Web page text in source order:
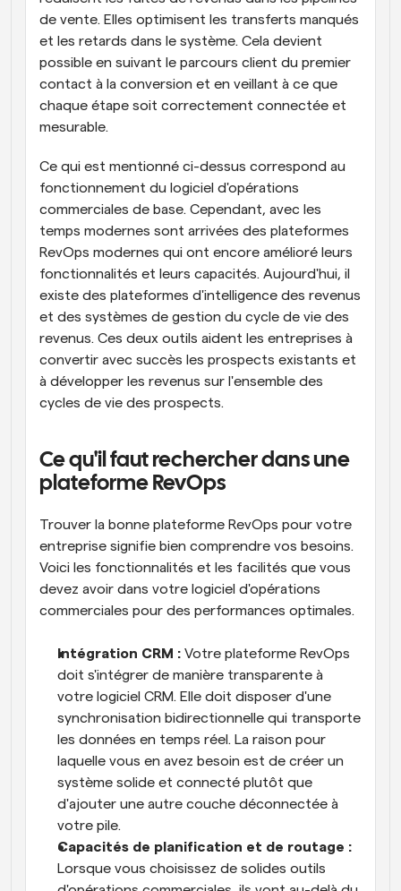
de vente. Elles optimisent les transferts manqués
et les retards dans le système. Cela devient
possible en suivant le parcours client du premier
contact à la conversion et en veillant à ce que
chaque étape soit correctement connectée et
mesurable.
Ce qui est mentionné ci-dessus correspond au
fonctionnement du logiciel d'opérations
commerciales de base. Cependant, avec les
temps modernes sont arrivées des plateformes
RevOps modernes qui ont encore amélioré leurs
fonctionnalités et leurs capacités. Aujourd'hui, il
existe des plateformes d'intelligence des revenus
et des systèmes de gestion du cycle de vie des
revenus. Ces deux outils aident les entreprises à
convertir avec succès les prospects existants et
à développer les revenus sur l'ensemble des
cycles de vie des prospects.
Ce qu'il faut rechercher dans une
plateforme RevOps
Trouver la bonne plateforme RevOps pour votre
entreprise signifie bien comprendre vos besoins.
Voici les fonctionnalités et les facilités que vous
devez avoir dans votre logiciel d'opérations
commerciales pour des performances optimales.
Intégration CRM : Votre plateforme RevOps
doit s'intégrer de manière transparente à
votre logiciel CRM. Elle doit disposer d'une
synchronisation bidirectionnelle qui transporte
les données en temps réel. La raison pour
laquelle vous en avez besoin est de créer un
système solide et connecté plutôt que
d'ajouter une autre couche déconnectée à
votre pile.
Capacités de planification et de routage :
Lorsque vous choisissez de solides outils